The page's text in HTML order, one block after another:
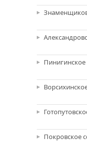
Пинигинское
Покровское